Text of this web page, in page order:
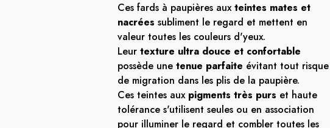
Ces fards à paupières auxteintes mates et
nacrées subliment le regard et mettent en
valeur toutes les couleurs d'yeux.
Leur texture ultra douce et confortable
possède une tenue parfaite évitant tout risque
de migration dans les plis de la paupière.
Ces teintes aux pigments très purs et haute
tolérance s'utilisent seules ou en association
pour illuminer le regard et combler toutes les